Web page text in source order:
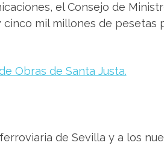
el Consejo de
mil millones de pesetas
de Sevilla y a los